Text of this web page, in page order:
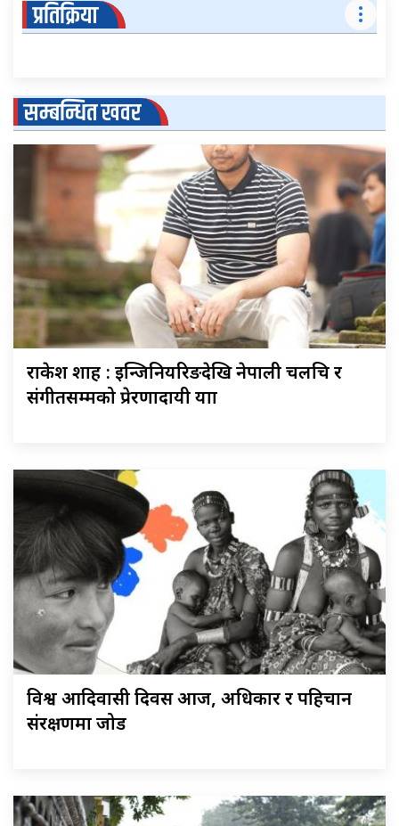
प्रतिक्रिया
सम्बन्धित खवर
राकेश शाह : इन्जिनियरिङदेखि नेपाली चलचित्र र
संगीतसम्मको प्रेरणादायी यात्रा
विश्व आदिवासी दिवस आज, अधिकार र पहिचान
संरक्षणमा जोड